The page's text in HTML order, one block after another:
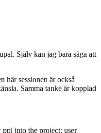
Själv kan jag bara säga att
här sessionen är också
Samma tanke är kopplad
into the project: user